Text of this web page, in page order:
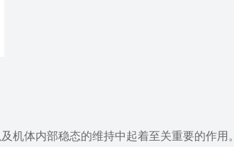
机体内部稳态的维持中起着至关重要的作用